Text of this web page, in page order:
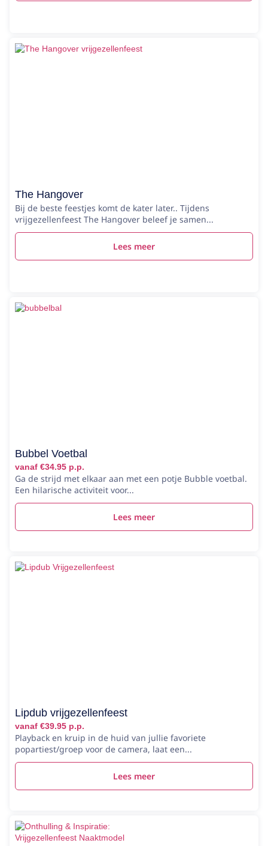
The Hangover
Bij de beste feestjes komt de kater later.. Tijdens
vrijgezellenfeest The Hangover beleef je samen...
Lees meer
Bubbel Voetbal
vanaf €34.95 p.p.
Ga de strijd met elkaar aan met een potje Bubble voetbal.
Een hilarische activiteit voor...
Lees meer
Lipdub vrijgezellenfeest
vanaf €39.95 p.p.
Playback en kruip in de huid van jullie favoriete
popartiest/groep voor de camera, laat een...
Lees meer